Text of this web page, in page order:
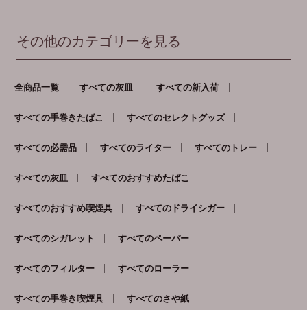
その他のカテゴリーを見る
全商品一覧 すべての灰皿 すべての新入荷
すべての手巻きたばこ すべてのセレクトグッズ
すべての必需品 すべてのライター すべてのトレー
すべての灰皿 すべてのおすすめたばこ
すべてのおすすめ喫煙具 すべてのドライシガー
すべてのシガレット すべてのペーパー
すべてのフィルター すべてのローラー
すべての手巻き喫煙具 すべてのさや紙